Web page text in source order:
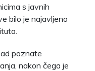
s javnih
bilo je najavljeno
poznate
nakon čega je